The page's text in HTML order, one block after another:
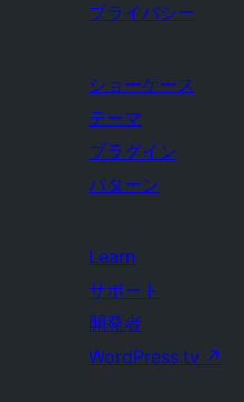
プライバシー
ショーケース
テーマ
プラグイン
パターン
Learn
サポート
開発者
WordPress.tv ↗